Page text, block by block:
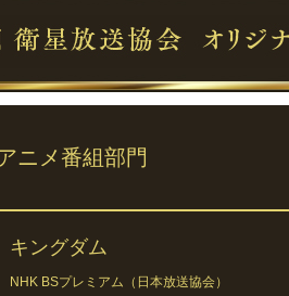
ニメ番組部門
キングダム
NHK BSプレミアム（日本放送協会）